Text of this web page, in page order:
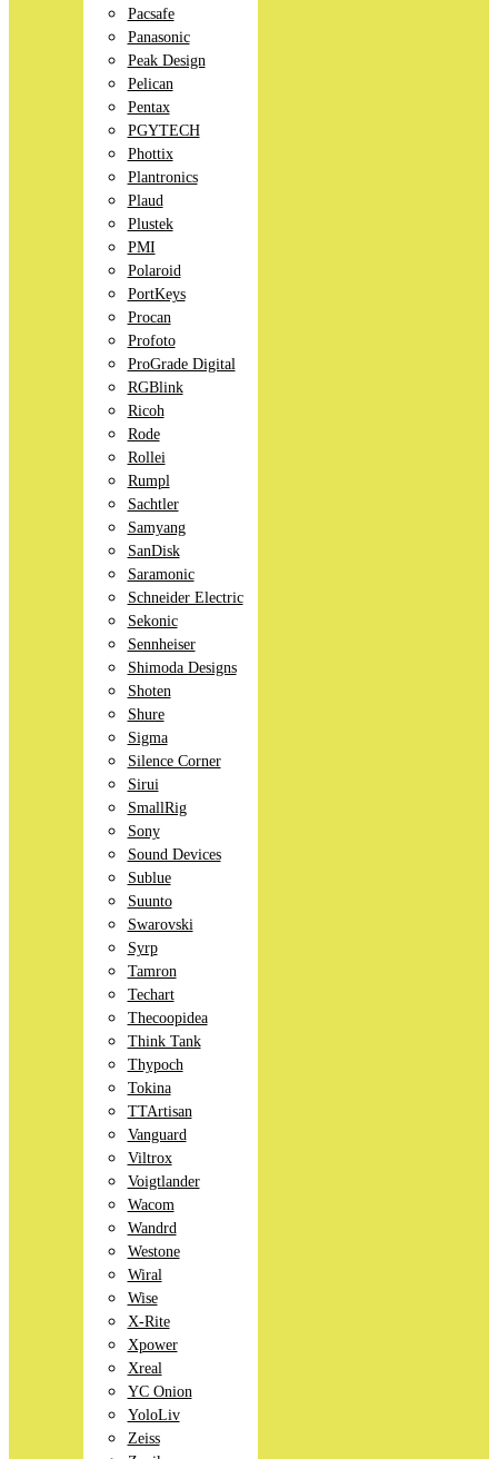
Pacsafe
Panasonic
Peak Design
Pelican
Pentax
PGYTECH
Phottix
Plantronics
Plaud
Plustek
PMI
Polaroid
PortKeys
Procan
Profoto
ProGrade Digital
RGBlink
Ricoh
Rode
Rollei
Rumpl
Sachtler
Samyang
SanDisk
Saramonic
Schneider Electric
Sekonic
Sennheiser
Shimoda Designs
Shoten
Shure
Sigma
Silence Corner
Sirui
SmallRig
Sony
Sound Devices
Sublue
Suunto
Swarovski
Syrp
Tamron
Techart
Thecoopidea
Think Tank
Thypoch
Tokina
TTArtisan
Vanguard
Viltrox
Voigtlander
Wacom
Wandrd
Westone
Wiral
Wise
X-Rite
Xpower
Xreal
YC Onion
YoloLiv
Zeiss